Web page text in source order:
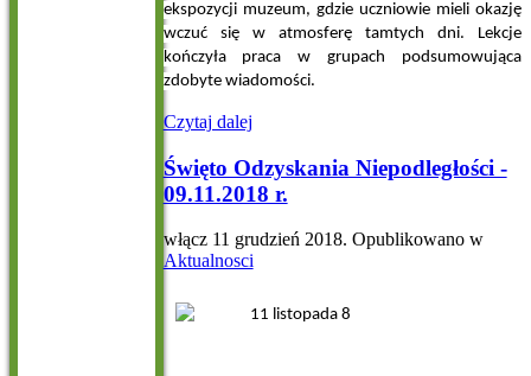
ekspozycji muzeum, gdzie uczniowie mieli okazję
wczuć się w atmosferę tamtych dni. Lekcje
kończyła praca w grupach podsumowująca
zdobyte wiadomości.
Czytaj dalej
Święto Odzyskania Niepodległości -
09.11.2018 r.
włącz 11 grudzień 2018. Opublikowano w
Aktualnosci